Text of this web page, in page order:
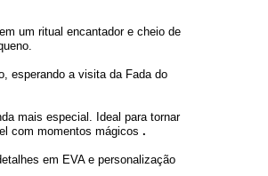
um ritual encantador e cheio de
esperando a visita da Fada do
mais especial. Ideal para tornar
com momentos mágicos .
em EVA e personalização